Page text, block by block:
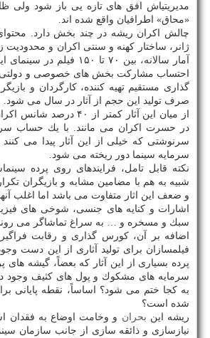
مدیریتیاش افق های تازه یی باز شود ولی
«محاق» اطرافیان واقع شده اند.
چالش اكران ریشه در چند بخش دارد.
ژانر، ساختار كهنه و سنتی اكران و محدودیت
آمار سالانه، بین ۷۰ تا ۱۵۰
احتساب مشاركت بخش های خصوصی و
گذاری مستقیم تهیه كننده، كارگردان و
صرف تولید این حجم از آثار در سال می شود.
از میان این آثار كمتر از ۴۰
در حسرت اكران می مانند. با یك حساب
سرنوشتی كه خیلی از این آثار پیدا می كنند
سرمایه سینما دور ریخته می شود.
نكته قابل تامل، فرایندهای روی پرده
شبیه به هم با مضامین مشابه و بازیگران
و ضعف این اثار متفاوت می باشد اما اغلب
اشارات و كنایه های جنسی، شوخی های
سبك و مسخره و … به سراغ تماشاگر می
اضافه بر آن، كورس گذاری و رقابت
فیلمسازان برای تولید آثاری از این دست
پرده بسیاری از این آثار كه بعضاً، گیشه های
سرمایه های مشكوك و پول های كثیف وجود
به كجا ختم می شود؟ اساساً، نقطه پایانی
شده است؟
ریشه این بحران و وخامت اوضاع به فقدان
نیازسازی و ذائقه سازی از جانب سازمان